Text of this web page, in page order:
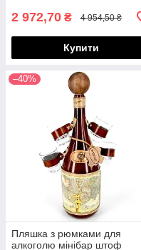
2 972,70 ₴ 4 954,50 ₴
Купити
–40%
Пляшка з рюмками для
алкоголю мінібар штоф